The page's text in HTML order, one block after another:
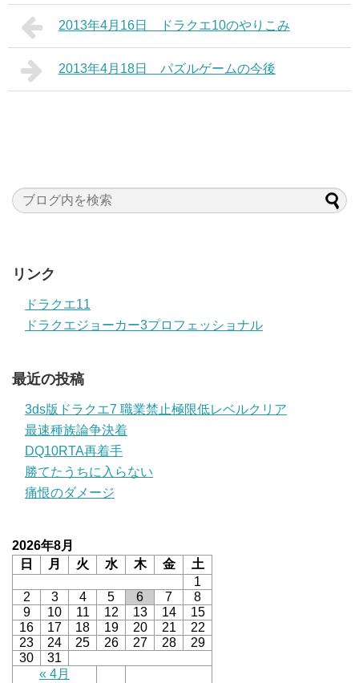
2013年4月16日 ドラクエ10のやりこみ
2013年4月18日 パズルゲームの今後
リンク
ドラクエ11
ドラクエジョーカー3プロフェッショナル
最近の投稿
3ds版ドラクエ7 職業禁止極限低レベルクリア
最速種族論争決着
DQ10RTA再着手
勝てたうちに入らない
痛恨のダメージ
2026年8月
日
月 火 水 木 金 土
« 4月
1
2
3 4 5 6 7
8
9
10 11 12 13 14
15
16
17 18 19 20 21
22
23
24 25 26 27 28
29
30
31